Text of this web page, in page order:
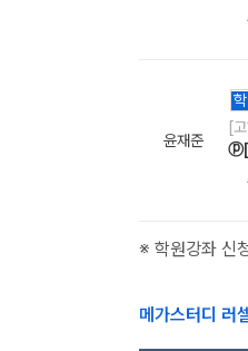
윤재준
학
[
ⓟ[
※ 학원강좌 신
메가스터디 러